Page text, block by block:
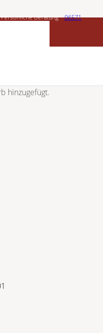
Persönliche Beratung 06571
hinzugefügt.